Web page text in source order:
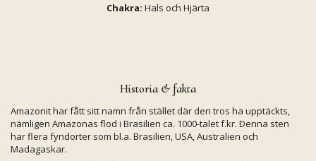
Chakra: Hals och Hjärta
Historia & fakta
Amazonit har fått sitt namn från stället där den tros ha upptäckts,
nämligen Amazonas flod i Brasilien ca. 1000-talet f.kr. Denna sten
har flera fyndorter som bl.a. Brasilien, USA, Australien och
Madagaskar.